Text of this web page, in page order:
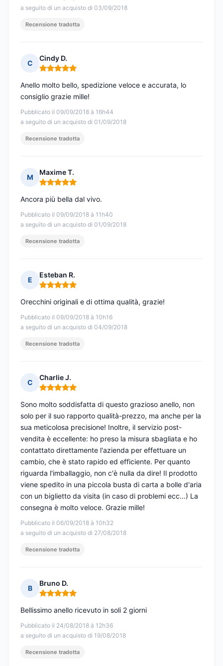
a seguito di un acquisto di 03/09/2018
Recensione tradotta
C
Cindy D.
Nota: 5 su 5
Pubblicato il 09/09/2018 à 16h44
a seguito di un acquisto di 01/09/2018
Anello molto bello, spedizione veloce e accurata, lo
consiglio grazie mille!
Recensione tradotta
M
Maxime T.
Nota: 5 su 5
Pubblicato il 09/09/2018 à 11h40
a seguito di un acquisto di 01/09/2018
Ancora più bella dal vivo.
Recensione tradotta
E
Esteban R.
Nota: 5 su 5
Pubblicato il 09/09/2018 à 10h16
a seguito di un acquisto di 04/09/2018
Orecchini originali e di ottima qualità, grazie!
Recensione tradotta
C
Charlie J.
Nota: 5 su 5
Pubblicato il 06/09/2018 à 10h32
a seguito di un acquisto di 27/08/2018
Sono molto soddisfatta di questo grazioso anello, non
solo per il suo rapporto qualità-prezzo, ma anche per la
sua meticolosa precisione! Inoltre, il servizio post-
vendita è eccellente: ho preso la misura sbagliata e ho
contattato direttamente l'azienda per effettuare un
cambio, che è stato rapido ed efficiente. Per quanto
riguarda l'imballaggio, non c'è nulla da dire! Il prodotto
viene spedito in una piccola busta di carta a bolle d'aria
con un biglietto da visita (in caso di problemi ecc...) La
consegna è molto veloce. Grazie mille!
Recensione tradotta
B
Bruno D.
Nota: 5 su 5
Pubblicato il 24/08/2018 à 12h36
a seguito di un acquisto di 19/08/2018
Bellissimo anello ricevuto in soli 2 giorni
Recensione tradotta